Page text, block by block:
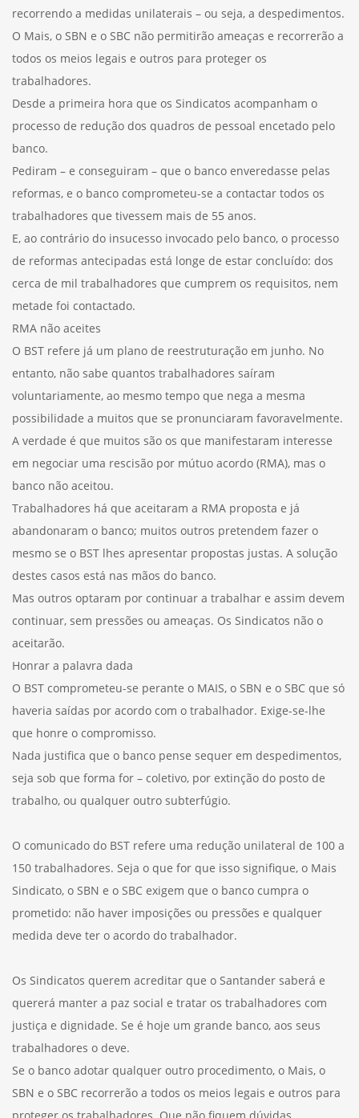
recorrendo a medidas unilaterais – ou seja, a despedimentos.
O Mais, o SBN e o SBC não permitirão ameaças e recorrerão a
todos os meios legais e outros para proteger os
trabalhadores.
Desde a primeira hora que os Sindicatos acompanham o
processo de redução dos quadros de pessoal encetado pelo
banco.
Pediram – e conseguiram – que o banco enveredasse pelas
reformas, e o banco comprometeu-se a contactar todos os
trabalhadores que tivessem mais de 55 anos.
E, ao contrário do insucesso invocado pelo banco, o processo
de reformas antecipadas está longe de estar concluído: dos
cerca de mil trabalhadores que cumprem os requisitos, nem
metade foi contactado.
RMA não aceites
O BST refere já um plano de reestruturação em junho. No
entanto, não sabe quantos trabalhadores saíram
voluntariamente, ao mesmo tempo que nega a mesma
possibilidade a muitos que se pronunciaram favoravelmente.
A verdade é que muitos são os que manifestaram interesse
em negociar uma rescisão por mútuo acordo (RMA), mas o
banco não aceitou.
Trabalhadores há que aceitaram a RMA proposta e já
abandonaram o banco; muitos outros pretendem fazer o
mesmo se o BST lhes apresentar propostas justas. A solução
destes casos está nas mãos do banco.
Mas outros optaram por continuar a trabalhar e assim devem
continuar, sem pressões ou ameaças. Os Sindicatos não o
aceitarão.
Honrar a palavra dada
O BST comprometeu-se perante o MAIS, o SBN e o SBC que só
haveria saídas por acordo com o trabalhador. Exige-se-lhe
que honre o compromisso.
Nada justifica que o banco pense sequer em despedimentos,
seja sob que forma for – coletivo, por extinção do posto de
trabalho, ou qualquer outro subterfúgio.
O comunicado do BST refere uma redução unilateral de 100 a
150 trabalhadores. Seja o que for que isso signifique, o Mais
Sindicato, o SBN e o SBC exigem que o banco cumpra o
prometido: não haver imposições ou pressões e qualquer
medida deve ter o acordo do trabalhador.
Os Sindicatos querem acreditar que o Santander saberá e
quererá manter a paz social e tratar os trabalhadores com
justiça e dignidade. Se é hoje um grande banco, aos seus
trabalhadores o deve.
Se o banco adotar qualquer outro procedimento, o Mais, o
SBN e o SBC recorrerão a todos os meios legais e outros para